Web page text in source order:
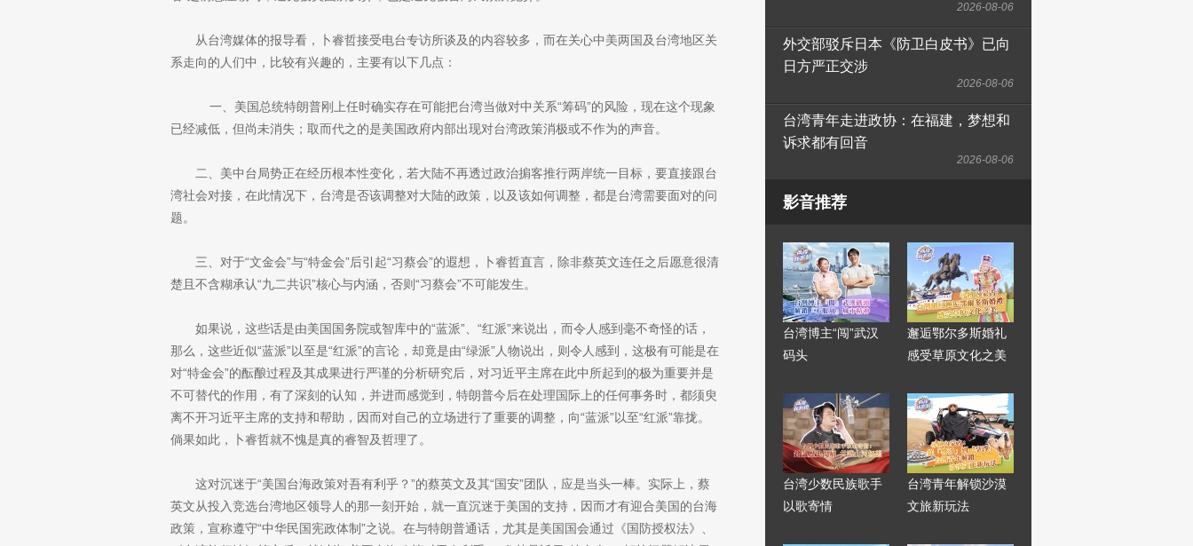
从台湾媒体的报导看，卜睿哲接受电台专访所谈及的内容较多，而在关心中美两国及台湾地区关
系走向的人们中，比较有兴趣的，主要有以下几点：
一、美国总统特朗普刚上任时确实存在可能把台湾当做对中关系“筹码”的风险，现在这个现象
已经减低，但尚未消失；取而代之的是美国政府内部出现对台湾政策消极或不作为的声音。
二、美中台局势正在经历根本性变化，若大陆不再透过政治掮客推行两岸统一目标，要直接跟台
湾社会对接，在此情况下，台湾是否该调整对大陆的政策，以及该如何调整，都是台湾需要面对的问
题。
三、对于“文金会”与“特金会”后引起“习蔡会”的遐想，卜睿哲直言，除非蔡英文连任之后愿意很清
楚且不含糊承认“九二共识”核心与内涵，否则“习蔡会”不可能发生。
如果说，这些话是由美国国务院或智库中的“蓝派”、“红派”来说出，而令人感到毫不奇怪的话，
那么，这些近似“蓝派”以至是“红派”的言论，却竟是由“绿派”人物说出，则令人感到，这极有可能是在
对“特金会”的酝酿过程及其成果进行严谨的分析研究后，对习近平主席在此中所起到的极为重要并是
不可替代的作用，有了深刻的认知，并进而感觉到，特朗普今后在处理国际上的任何事务时，都须臾
离不开习近平主席的支持和帮助，因而对自己的立场进行了重要的调整，向“蓝派”以至“红派”靠拢。
倘果如此，卜睿哲就不愧是真的睿智及哲理了。
这对沉迷于“美国台海政策对吾有利乎？”的蔡英文及其“国安”团队，应是当头一棒。实际上，蔡
英文从投入竞选台湾地区领导人的那一刻开始，就一直沉迷于美国的支持，因而才有迎合美国的台海
政策，宣称遵守“中华民国宪政体制”之说。在与特朗普通话，尤其是美国国会通过《国防授权法》、
2026-08-06
外交部驳斥日本《防卫白皮书》已向
日方严正交涉
2026-08-06
台湾青年走进政协：在福建，梦想和
诉求都有回音
2026-08-06
影音推荐
台湾博主“闯”武汉
码头
邂逅鄂尔多斯婚礼
感受草原文化之美
台湾少数民族歌手
以歌寄情
台湾青年解锁沙漠
文旅新玩法